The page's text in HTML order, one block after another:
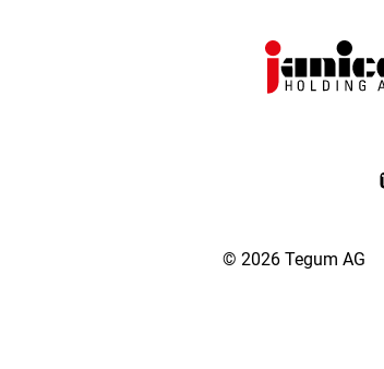
© 2026 Tegum AG